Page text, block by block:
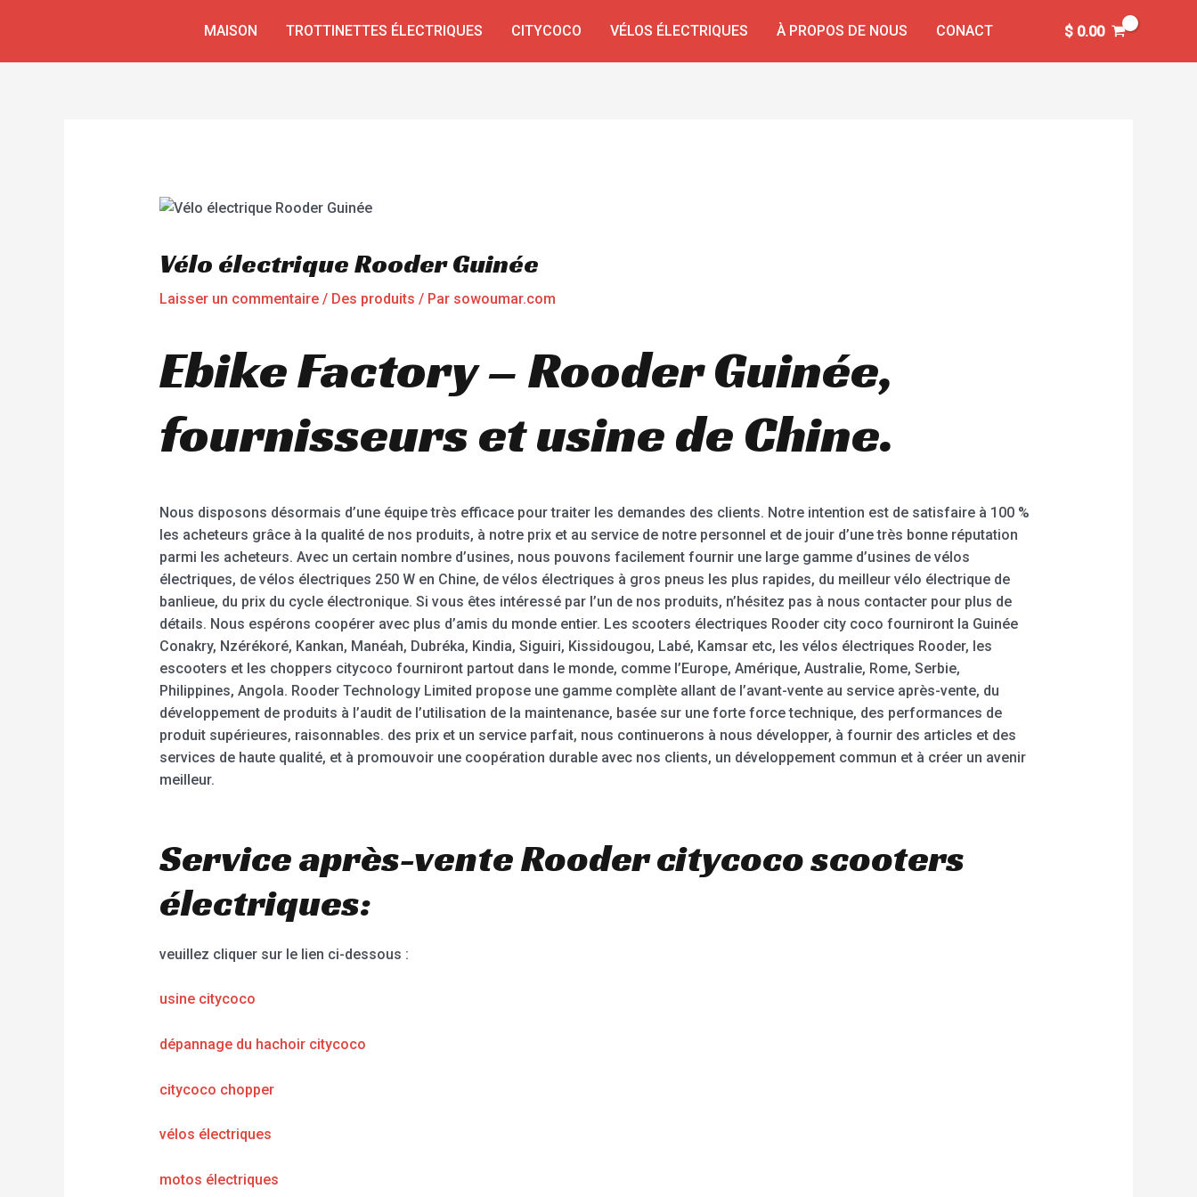
MAISON TROTTINETTES ÉLECTRIQUES CITYCOCO VÉLOS ÉLECTRIQUES À PROPOS DE NOUS CONACT $0.00
Vélo électrique Rooder Guinée
Laisser un commentaire / Des produits / Par sowoumar.com
Ebike Factory – Rooder Guinée,
fournisseurs et usine de Chine.
Nous disposons désormais d’une équipe très efficace pour traiter les demandes des clients. Notre intention est de satisfaire à 100 %
les acheteurs grâce à la qualité de nos produits, à notre prix et au service de notre personnel et de jouir d’une très bonne réputation
parmi les acheteurs. Avec un certain nombre d’usines, nous pouvons facilement fournir une large gamme d’usines de vélos
électriques, de vélos électriques 250 W en Chine, de vélos électriques à gros pneus les plus rapides, du meilleur vélo électrique de
banlieue, du prix du cycle électronique. Si vous êtes intéressé par l’un de nos produits, n’hésitez pas à nous contacter pour plus de
détails. Nous espérons coopérer avec plus d’amis du monde entier. Les scooters électriques Rooder city coco fourniront la Guinée
Conakry, Nzérékoré, Kankan, Manéah, Dubréka, Kindia, Siguiri, Kissidougou, Labé, Kamsar etc, les vélos électriques Rooder, les
escooters et les choppers citycoco fourniront partout dans le monde, comme l’Europe, Amérique, Australie, Rome, Serbie,
Philippines, Angola. Rooder Technology Limited propose une gamme complète allant de l’avant-vente au service après-vente, du
développement de produits à l’audit de l’utilisation de la maintenance, basée sur une forte force technique, des performances de
produit supérieures, raisonnables. des prix et un service parfait, nous continuerons à nous développer, à fournir des articles et des
services de haute qualité, et à promouvoir une coopération durable avec nos clients, un développement commun et à créer un avenir
meilleur.
Service après-vente Rooder citycoco scooters
électriques:
veuillez cliquer sur le lien ci-dessous :
usine citycoco
dépannage du hachoir citycoco
citycoco chopper
vélos électriques
motos électriques